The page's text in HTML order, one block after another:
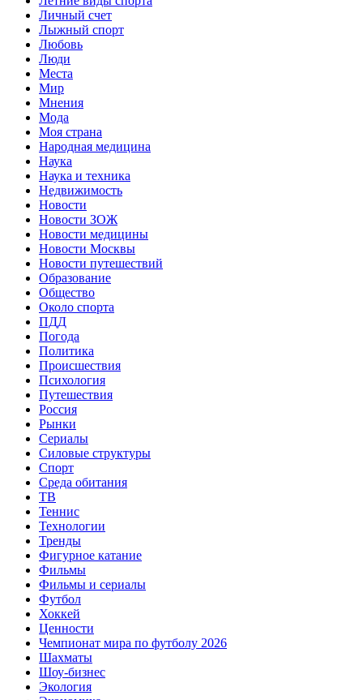
Личный счет
Лыжный спорт
Любовь
Люди
Места
Мир
Мнения
Мода
Моя страна
Народная медицина
Наука
Наука и техника
Недвижимость
Новости
Новости ЗОЖ
Новости медицины
Новости Москвы
Новости путешествий
Образование
Общество
Около спорта
ПДД
Погода
Политика
Происшествия
Психология
Путешествия
Россия
Рынки
Сериалы
Силовые структуры
Спорт
Среда обитания
ТВ
Теннис
Технологии
Тренды
Фигурное катание
Фильмы
Фильмы и сериалы
Футбол
Хоккей
Ценности
Чемпионат мира по футболу 2026
Шахматы
Шоу-бизнес
Экология